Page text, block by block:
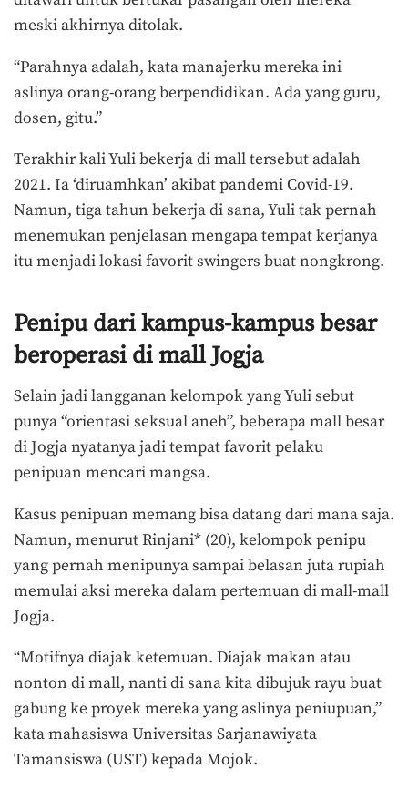
meski akhirnya ditolak.
“Parahnya adalah, kata manajerku mereka ini
aslinya orang-orang berpendidikan. Ada yang guru,
dosen, gitu.”
Terakhir kali Yuli bekerja di mall tersebut adalah
2021. Ia ‘diruamhkan’ akibat pandemi Covid-19.
Namun, tiga tahun bekerja di sana, Yuli tak pernah
menemukan penjelasan mengapa tempat kerjanya
itu menjadi lokasi favorit swingers buat nongkrong.
Penipu dari kampus-kampus besar
beroperasi di mall Jogja
Selain jadi langganan kelompok yang Yuli sebut
punya “orientasi seksual aneh”, beberapa mall besar
di Jogja nyatanya jadi tempat favorit pelaku
penipuan mencari mangsa.
Kasus penipuan memang bisa datang dari mana saja.
Namun, menurut Rinjani* (20), kelompok penipu
yang pernah menipunya sampai belasan juta rupiah
memulai aksi mereka dalam pertemuan di mall-mall
Jogja.
“Motifnya diajak ketemuan. Diajak makan atau
nonton di mall, nanti di sana kita dibujuk rayu buat
gabung ke proyek mereka yang aslinya peniupuan,”
kata mahasiswa Universitas Sarjanawiyata
Tamansiswa (UST) kepada Mojok.